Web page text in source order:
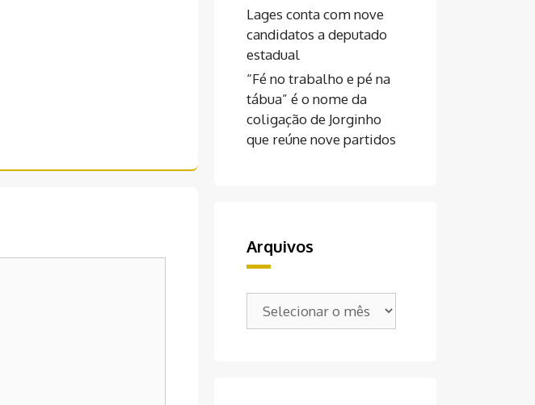
Lages conta com nove
candidatos a deputado
estadual
“Fé no trabalho e pé na
tábua” é o nome da
coligação de Jorginho
que reúne nove partidos
Arquivos